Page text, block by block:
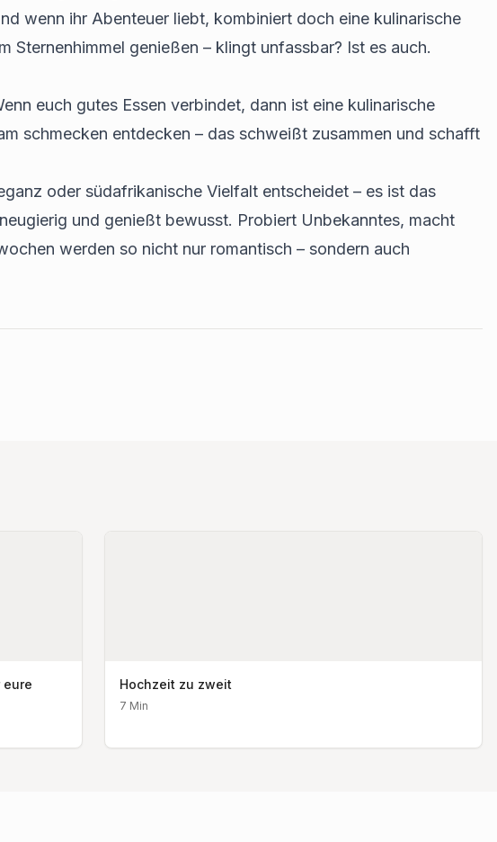
wenn ihr Abenteuer liebt, kombiniert doch eine kulinarische
genießen – klingt unfassbar? Ist es auch.
euch gutes Essen verbindet, dann ist eine kulinarische
schmecken entdecken – das schweißt zusammen und schafft
oder südafrikanische Vielfalt entscheidet – es ist das
und genießt bewusst. Probiert Unbekanntes, macht
werden so nicht nur romantisch – sondern auch
eure
Hochzeit zu zweit
7 Min